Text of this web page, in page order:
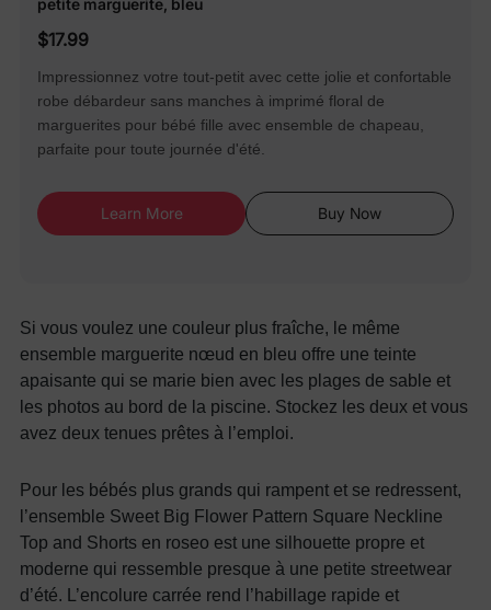
petite marguerite, bleu
$17.99
Impressionnez votre tout-petit avec cette jolie et confortable
robe débardeur sans manches à imprimé floral de
marguerites pour bébé fille avec ensemble de chapeau,
parfaite pour toute journée d'été.
Learn More Buy Now
Si vous voulez une couleur plus fraîche, le même
ensemble marguerite nœud en bleu offre une teinte
apaisante qui se marie bien avec les plages de sable et
les photos au bord de la piscine. Stockez les deux et vous
avez deux tenues prêtes à l’emploi.
Pour les bébés plus grands qui rampent et se redressent,
l’ensemble Sweet Big Flower Pattern Square Neckline
Top and Shorts en roseo est une silhouette propre et
moderne qui ressemble presque à une petite streetwear
d’été. L’encolure carrée rend l’habillage rapide et